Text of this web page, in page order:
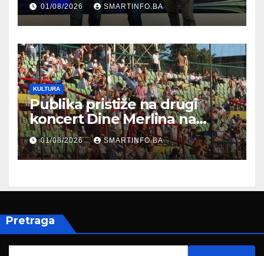
Federalnog sajma
zapošljavanja
01/08/2026 SMARTINFO.BA
KULTURA
Publika pristiže na drugi
koncert Dine Merlina na
Koševu
01/08/2026 SMARTINFO.BA
Pretraga